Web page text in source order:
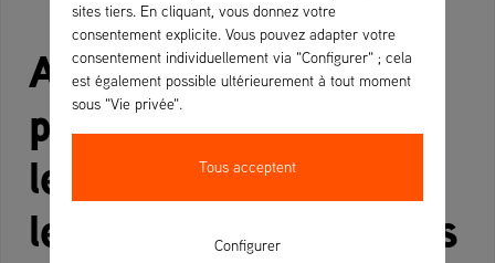
AS-Motor : Solutions
professionnelles pour
les herbes hautes et
les terrains accidentés
sites tiers. En cliquant, vous donnez votre
consentement explicite. Vous pouvez adapter votre
consentement individuellement via "Configurer" ; cela
est également possible ultérieurement à tout moment
sous "Vie privée".
Tous acceptent
Configurer